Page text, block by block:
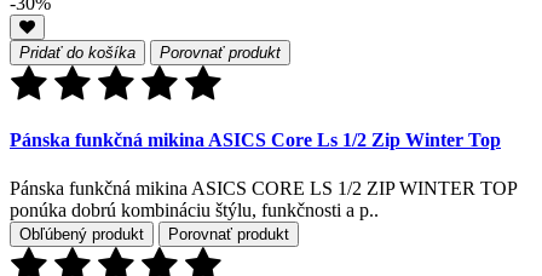
Pridať do košíka Porovnať produkt
Pánska funkčná mikina ASICS Core Ls 1/2 Zip Winter Top
Pánska funkčná mikina ASICS CORE LS 1/2 ZIP WINTER TOP
ponúka dobrú kombináciu štýlu, funkčnosti a p..
Obľúbený produkt Porovnať produkt